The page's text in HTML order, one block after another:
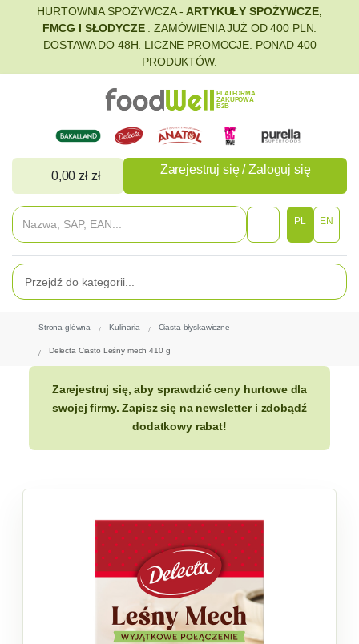
HURTOWNIA SPOŻYWCZA -ARTYKUŁY SPOŻYWCZE,
FMCG I SŁODYCZE
. ZAMÓWIENIA JUŻ OD 400 PLN.
DOSTAWA DO 48H. LICZNE PROMOCJE. PONAD 400
PRODUKTÓW.
PLATFORMA
ZAKUPOWA
B2B
0,00 zł zł Zarejestruj się / Zaloguj się
PL EN
Strona główna Kulinaria Ciasta błyskawiczne
Delecta Ciasto Leśny mech 410 g
Zarejestruj się, aby sprawdzić ceny hurtowe dla
swojej firmy. Zapisz się na newsletter i zdobądź
dodatkowy rabat!